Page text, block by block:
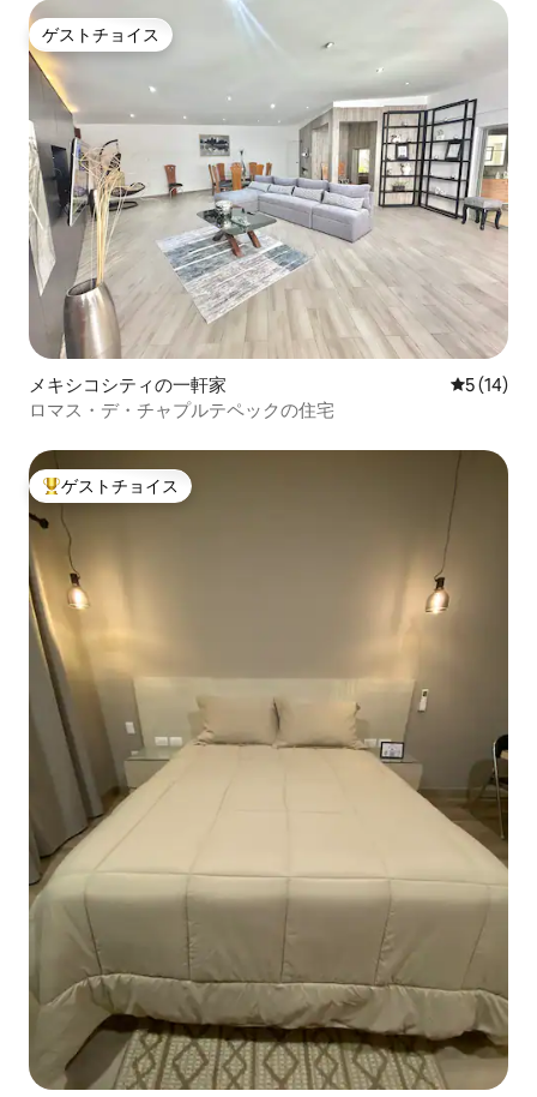
ゲストチョイス
ゲストチョイス
メキシコシティの一軒家 レビュー
5 (14)
ロマス・デ・チャプルテペックの住宅
大好評のゲストチョイスです。
ゲストチョイス